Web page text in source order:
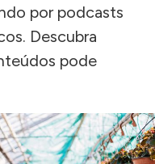
por podcasts
Descubra
pode